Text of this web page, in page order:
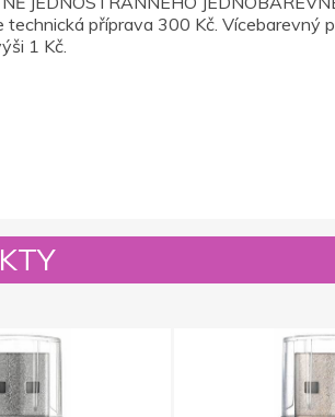
příprava 300 Kč. Vícebarevný
1 Kč.